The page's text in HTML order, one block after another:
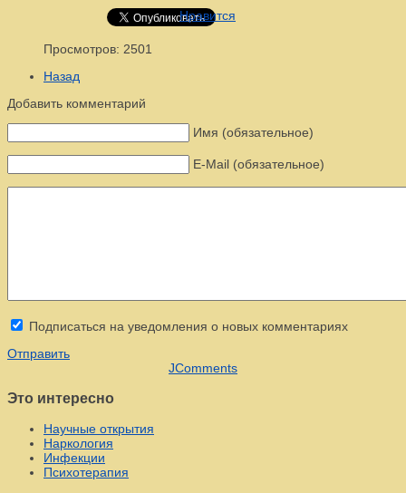
Нравится
Просмотров: 2501
Назад
Добавить комментарий
Имя (обязательное)
E-Mail (обязательное)
Подписаться на уведомления о новых комментариях
Отправить
JComments
Это интересно
Научные открытия
Наркология
Инфекции
Психотерапия